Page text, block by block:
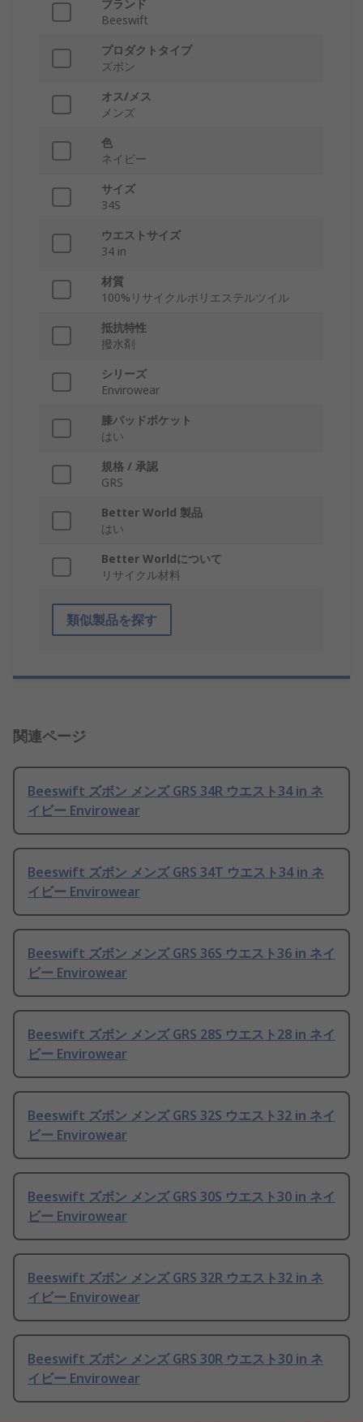
ブランド
Beeswift
プロダクトタイプ
ズボン
オス/メス
メンズ
色
ネイビー
サイズ
34S
ウエストサイズ
34 in
材質
100%リサイクルポリエステルツイル
抵抗特性
撥水剤
シリーズ
Envirowear
膝パッドポケット
はい
規格 / 承認
GRS
Better World 製品
はい
Better Worldについて
リサイクル材料
類似製品を探す
関連ページ
Beeswift ズボン メンズ GRS 34R ウエスト34 in ネ
イビー Envirowear
Beeswift ズボン メンズ GRS 34T ウエスト34 in ネ
イビー Envirowear
Beeswift ズボン メンズ GRS 36S ウエスト36 in ネイ
ビー Envirowear
Beeswift ズボン メンズ GRS 28S ウエスト28 in ネイ
ビー Envirowear
Beeswift ズボン メンズ GRS 32S ウエスト32 in ネイ
ビー Envirowear
Beeswift ズボン メンズ GRS 30S ウエスト30 in ネイ
ビー Envirowear
Beeswift ズボン メンズ GRS 32R ウエスト32 in ネ
イビー Envirowear
Beeswift ズボン メンズ GRS 30R ウエスト30 in ネ
イビー Envirowear